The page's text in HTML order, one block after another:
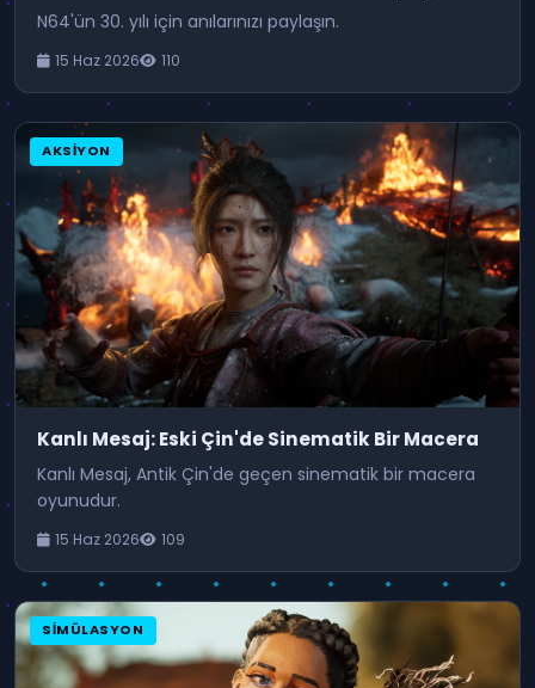
N64'ün 30. yılı için anılarınızı paylaşın.
15 Haz 2026 110
AKSIYON
Kanlı Mesaj: Eski Çin'de Sinematik Bir Macera
Kanlı Mesaj, Antik Çin'de geçen sinematik bir macera
oyunudur.
15 Haz 2026 109
SIMÜLASYON